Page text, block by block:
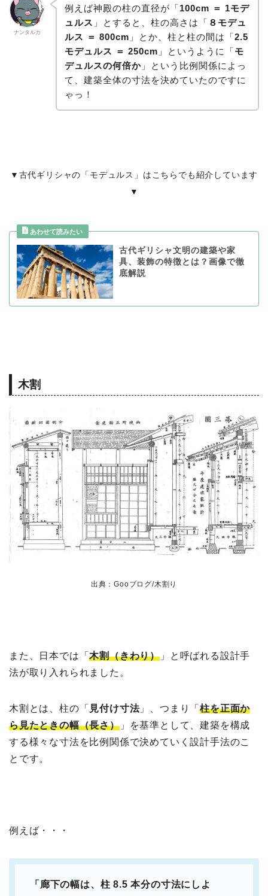
ナンタルカ
例えば神殿の柱の直径が「100cm ＝ 1モデ
ュルス 」とすると、柱の高さは「 ８モデュ
ルス ＝ 800cm 」とか、柱と柱の間は「2.5
モデュルス ＝ 250cm 」というように「モ
デュルスの何倍か」という比例関係によっ
て、建築全体の寸法を決めていたのですに
ゃっ！
▼古代ギリシャの「モデュルス」はこちらでも紹介しています
▼
古代ギリシャ文明の建築や家
具、装飾の特徴とは？画像で徹
底解説
木割
出典：Gooブログ/木割り
また、日本では「木割（きわり） 」と呼ばれる設計手
法が取り入れられました。
木割とは、柱の「 見付け寸法」、つまり「柱を正面か
ら見たときの幅（長さ）」を基準として、建築を構成
する様々な寸法を比例関係で決めていく設計手法のこ
とです。
例えば・・・
「廊下の幅は、柱 8.5 本分の寸法にしよ